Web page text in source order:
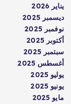
يناير 2026
ديسمبر 2025
نوفمبر 2025
أكتوبر 2025
سبتمبر 2025
أغسطس 2025
يوليو 2025
يونيو 2025
مايو 2025